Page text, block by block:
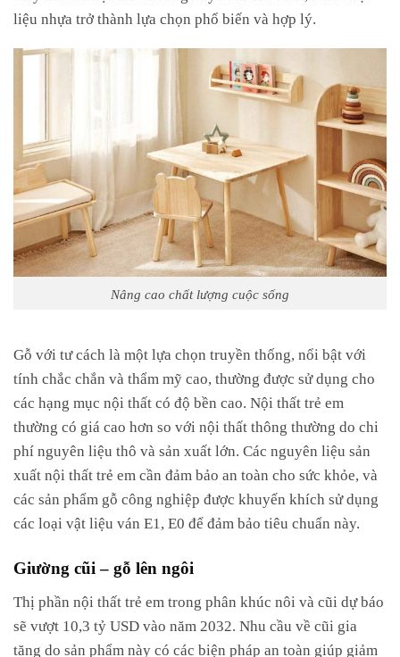
liệu nhựa trở thành lựa chọn phổ biến và hợp lý.
Nâng cao chất lượng cuộc sống
Gỗ với tư cách là một lựa chọn truyền thống, nổi bật với
tính chắc chắn và thẩm mỹ cao, thường được sử dụng cho
các hạng mục nội thất có độ bền cao. Nội thất trẻ em
thường có giá cao hơn so với nội thất thông thường do chi
phí nguyên liệu thô và sản xuất lớn. Các nguyên liệu sản
xuất nội thất trẻ em cần đảm bảo an toàn cho sức khỏe, và
các sản phẩm gỗ công nghiệp được khuyến khích sử dụng
các loại vật liệu ván E1, E0 để đảm bảo tiêu chuẩn này.
Giường cũi – gỗ lên ngôi
Thị phần nội thất trẻ em trong phân khúc nôi và cũi dự báo
sẽ vượt 10,3 tỷ USD vào năm 2032. Nhu cầu về cũi gia
tăng do sản phẩm này có các biện pháp an toàn giúp giảm